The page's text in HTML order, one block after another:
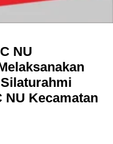
NU
NU Kecamatan